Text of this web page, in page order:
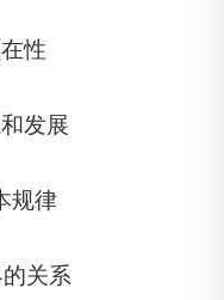
性
发展
规律
关系